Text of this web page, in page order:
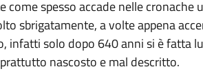
spesso accade nelle cronache
sbrigatamente, a volte appena
infatti solo dopo 640 anni si è fatta
nascosto e mal descritto.